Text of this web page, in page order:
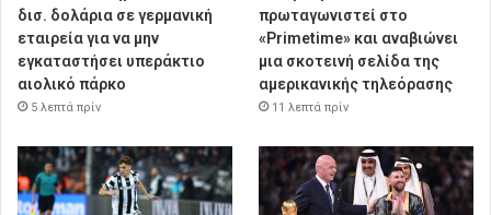
δισ. δολάρια σε γερμανική
εταιρεία για να μην
εγκαταστήσει υπεράκτιο
αιολικό πάρκο
5 λεπτά πρίν
πρωταγωνιστεί στο
«Primetime» και αναβιώνει
μια σκοτεινή σελίδα της
αμερικανικής τηλεόρασης
11 λεπτά πρίν